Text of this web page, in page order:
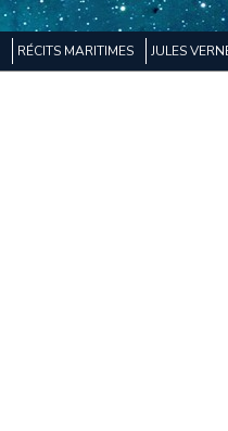
RÉCITS MARITIMES JULES